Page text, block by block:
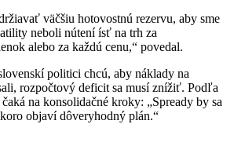
väčšiu hotovostnú rezervu, aby sme
neboli nútení ísť na trh za
alebo za každú cenu,“ povedal.
politici chcú, aby náklady na
rozpočtový deficit sa musí znížiť. Podľa
na konsolidačné kroky: „Spready by sa
objaví dôveryhodný plán.“